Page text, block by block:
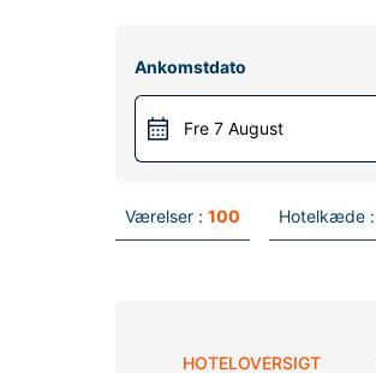
Ankomstdato
Fre 7 August
Værelser : 100 Hotelkæde :
HOTELOVERSIGT